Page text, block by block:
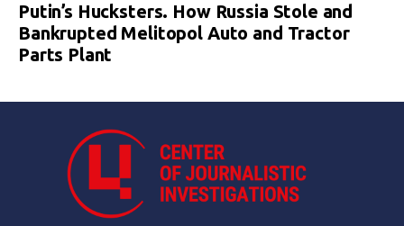
Putin’s Hucksters. How Russia Stole and
Bankrupted Melitopol Auto and Tractor
Parts Plant